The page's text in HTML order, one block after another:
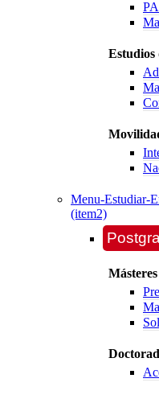
Estudios
Menu-Estudiar-
(item2)
Másteres